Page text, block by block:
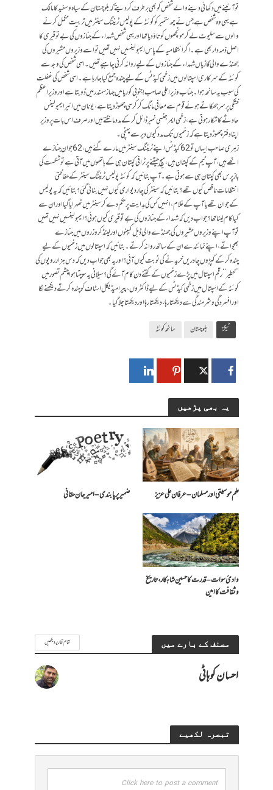
تو آئینے میں دکھائی دینے والے شخص کو بھی برطرف کر دیتے کہ بلوچستان کے سیاہ و سفید کا مالک
ہے یہی وہ شخص ہے جس نے چھ ستمبر کو کوئٹہ کے پولیس ٹریننگ سینٹر میں تربیت مکمل کرنے
والوں سے سلیوٹ لے کر مونچھوں کو تاؤ دیا تھا اور یہی شخص شہداء کے جنازوں کی بے توقیری کا
اصل ذمہ دار بھی ہے۔ اگر انتظامیہ کے پاس ایمبولینسیں نہیں تھیں تو اسے وزیروں مشیروں کی
جھنڈے والی گاڑیاں شہداء کے جنازوں کے لیے روانہ کرنی چاہیے تھیں۔ اسی شخص کی وجہ سے
کوئٹہ کے سرکاری اسپتالوں میں زخمی کیڈٹس کے لیے چندہ جمع کیا جارہا ہے۔ اسی شخص کی غفلت
کی سبب یہ سانحہ ہوا۔ جناب وزیراعلی صاحب! جنوبی کوریامیں جہاز سمندر میں ڈوبتا ہے اور وزیراعظم
خشکی پر سرجھکاتے ہوئے قوم سے معافی مانگ کر کرسی چھوڑ دیتا ہے، یونان میں ائیرایمبولینس
حادثے کا شکار ہوتی ہے، زخمی ایمرجنسی نمبر ڈائل کرکے مدد مانگتے ہیں اور صرف اس بات پر وزیر
اپنا دفتر چھوڑ دیتا ہے کہ زخمیوں تک مدد کیوں دیر سے پہنچی۔
زہری صاحب! یہاں تو 62 کیڈٹس اپنے ٹریننگ سینٹر میں مارے گئے ہیں، 62 جوان جنازے
اٹھے ہیں، آپ ٹیم کے کپتان ہیں، میچ جیتنے پر ٹرافی کپتان ہی کے ہاتھوں میں آتی ہے تو شکست کی
بازپرس بھی کپتان ہی سے ہوتی ہے۔ آپ بتائیں کہ کوئٹہ پولیس ٹریننگ سینٹر کے حفاظتی
انتظامات ناقص کیوں تھے؟ بتائیں کہ سینٹر کی چاردیواری کیوں نہیں بنائی گئی؟ بتائیں کہ یہ پولیس
کے جوان تھے یا آپ کے غلام، انہیں کس کی ہدایت پر حکم دے کر سینٹر میں ٹھہرایا گیا اور ان سے
کیا کام لینا تھا؟ جواب دیں کہ شہداء کے جنازوں کی بےتوقیری کیوں ہوئی؟ ایمبولینسیں نہیں تھیں
تو آپ اپنے وزیروں مشیروں کی جھنڈے والی ڈبل کیبنوں اور لینڈکروزروں میں جنازے
بھجواتے، اپنے نمائندے ان کے ساتھ روانہ کرتے۔بتائیں کہ اسپتالوں میں زخمیوں کے لیے
چندہ کرکے کپڑوں چادریں خریدنے کی نوبت کیوں آئی؟ اور یہ بھی جواب دیں کہ دس ہزار روپوں کی
’’خطیر‘‘ رقم اسپتال میں پڑے زخمیوں کے کتنے دن کام آئے گی؟ سیلانی یہ سوچتا ہوا چشم تصور میں
کوئٹہ کے اسپتال میں زخمی کیڈٹس کے لیے ڈاکٹروں، پیرامیڈیکل اسٹاف کو چندہ کرتے دیکھنے لگا
اور افسردگی و شرمندگی سے دیکھتا رہا، دیکھتا رہا اور دیکھتا چلا گیا۔
ٹیگز بلوچستان سانحہ کوئٹہ
یہ بھی پڑھیں
علم موسیقی اور مسلمان – عرفان علی عزیز ضمیر پر پابندی – امیرجان حقانی
وادیٔ سوات – قدرت کا حسین شاہکار، تاریخ
و ثقافت کا امین
مصنف کے بارے میں تمام تحاریر دیکھیں
احسان کوہاٹی
تبصرہ لکھیے
Click here to post a comment